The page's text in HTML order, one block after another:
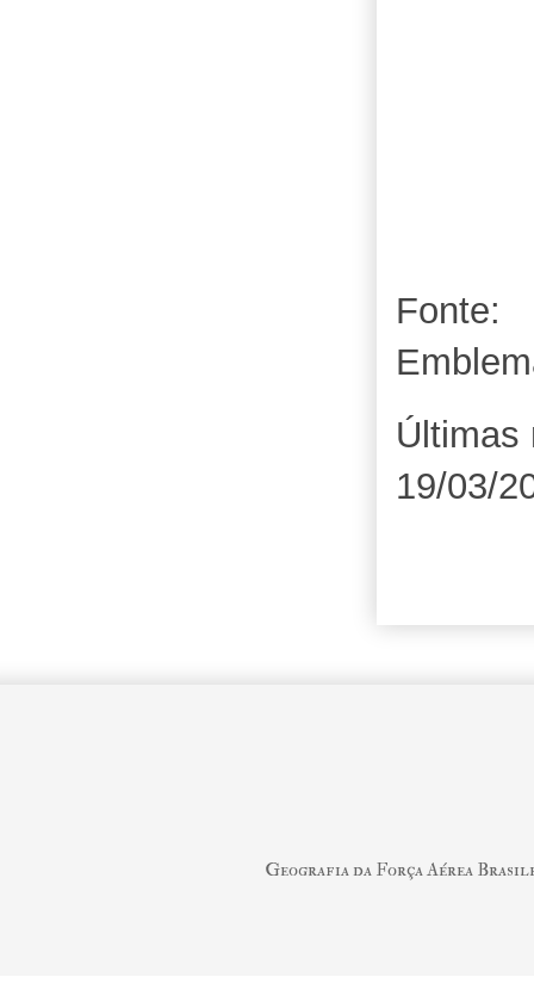
Fonte:
Últimas
19/03/
Geografia da Força Aérea